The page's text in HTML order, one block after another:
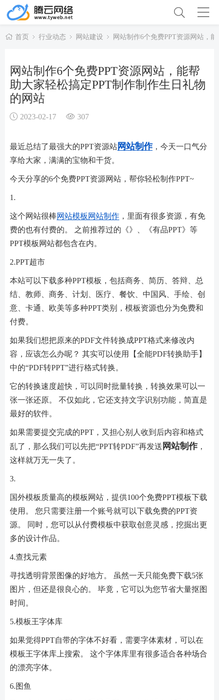
首页 行业动态 网站建设 网站制作6个免费PPT资源网站，
网站制作6个免费PPT资源网站，能帮
助大家轻松搞定PPT制作制作生日礼物
的网站
2023-02-17 307
最近总结了最强大的PPT资源站网站制作，今天一口气分
享给大家，满满的宝物和干货。
今天分享的6个免费PPT资源网站，帮你轻松制作PPT~
1.
这个网站很棒网站模板 网站制作 ，里面有很多资源，有免
费的也有付费的。 之前推荐过的《》、《有品PPT》等
PPT模板网站都包含在内。
2.PPT超市
本站可以下载多种PPT模板，包括商务、简历、答辩、总
结、教师、商务、计划、医疗、餐饮、中国风、手绘、创
意、卡通、欧美等多种PPT类别，模板资源也分为免费和
付费。
如果我们想把原来的PDF文件转换成PPT格式来修改内
容，应该怎么办呢？ 其实可以使用【全能PDF转换助手】
中的“PDF转PPT”进行格式转换。
它的转换速度超快，可以同时批量转换，转换效果可以一
张一张还原。 不仅如此，它还支持文字识别功能，简直是
最好的软件。
如果需要提交完成的PPT，又担心别人收到后内容和格式
乱了，那么我们可以先把“PPT转PDF”再发送 网站制作，
这样就万无一失了。
3.
国外模板质量高的模板网站，提供100个免费PPT模板下载
使用。 您只需要注册一个账号就可以下载免费的PPT资
源。 同时，您可以从付费模板中获取创意灵感，挖掘出更
多的设计作品。
4.查找元素
寻找透明背景图像的好地方。 虽然一天只能免费下载5张
图片，但还是很良心的。 毕竟，它可以为您节省大量抠图
时间。
5.模板王字体库
如果觉得PPT自带的字体不好看，需要字体素材，可以在
模板王字体库上搜索。 这个字体库里有很多适合各种场合
的漂亮字体。
6.图鱼